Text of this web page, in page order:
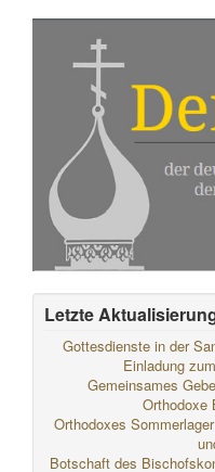
Letzte
Gottesdienste in der
Einladung
Gemeinsames
Orthodoxe
Orthodoxes
Botschaft des